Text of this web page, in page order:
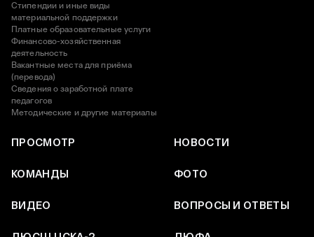
Стипендии и иные виды
материальной поддержки
Платные образовательные услуги
Финансово-хозяйственная
деятельность
Вакантные места для приёма
(перевода)
Сведения о заработной плате
педагогов
Методические и другие материалы
ПРОСМОТР НОВОСТИ
КОМАНДЫ ФОТО
ВИДЕО ВОПРОСЫ И ОТВЕТЫ